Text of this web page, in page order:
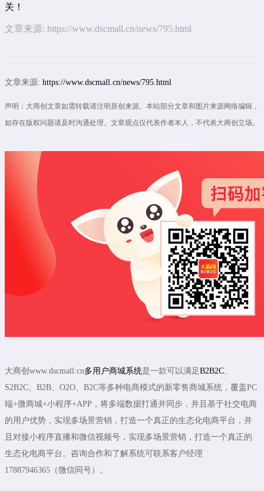
关！
文章来源: https://www.dscmall.cn/news/795.html
文章来源: https://www.dscmall.cn/news/795.html
声明：大商创文章如需转载请注明原创来源。本站部分文章和图片来源网络编辑，
如存在版权问题请及时沟通处理。文章观点仅代表作者本人，不代表大商创立场。
大商创www.dscmall.cn多用户商城系统是一款可以满足B2B2C
S2B2C、B2B、O2O、B2C等多种电商模式的新零售商城系统，覆盖PC
端+微商城+小程序+APP，将多端数据打通并同步，并且基于社交电商
的用户优势，实现多场景营销，打造一个真正的生态化电商平台，并
且对接小程序直播和微信视频号，实现多场景营销，打造一个真正的
生态化电商平台。咨询合作和了解系统可联系客户经理
17887946365（微信同号）。